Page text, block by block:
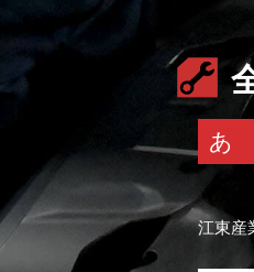
あ
江東産